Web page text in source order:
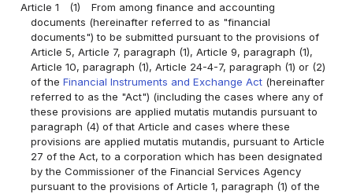
Article 1
(1)
From among finance and accounting
documents (hereinafter referred to as "financial
documents") to be submitted pursuant to the provisions of
Article 5, Article 7, paragraph (1), Article 9, paragraph (1),
Article 10, paragraph (1), Article 24-4-7, paragraph (1) or (2)
of theFinancial Instruments and Exchange Act (hereinafter
referred to as the "Act") (including the cases where any of
these provisions are applied mutatis mutandis pursuant to
paragraph (4) of that Article and cases where these
provisions are applied mutatis mutandis, pursuant to Article
27 of the Act, to a corporation which has been designated
by the Commissioner of the Financial Services Agency
pursuant to the provisions of Article 1, paragraph (1) of the